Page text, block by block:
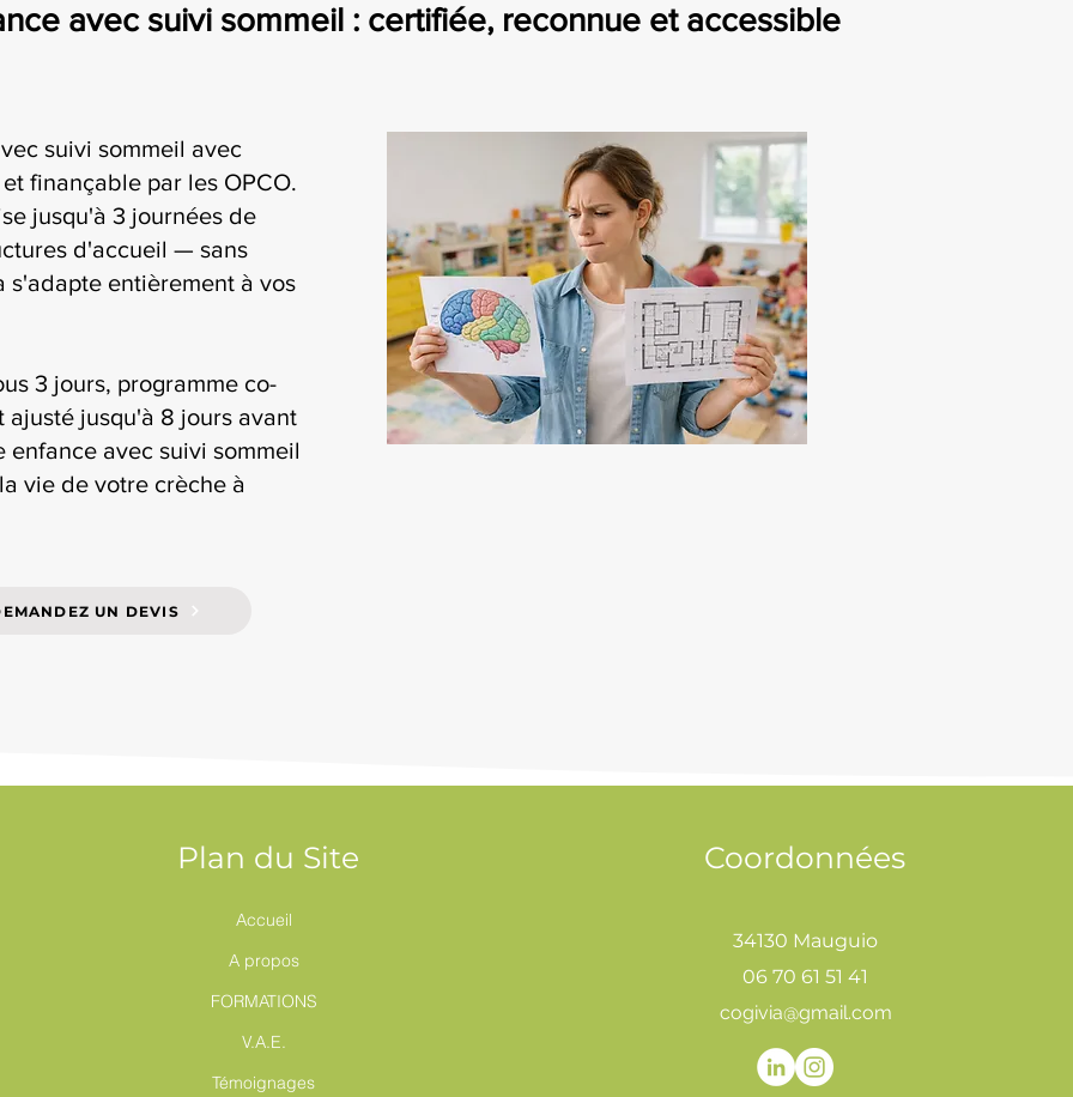
avec suivi sommeil : certifiée, reconnue et accessible
suivi sommeil avec
finançable par les OPCO.
jusqu'à 3 journées de
d'accueil — sans
entièrement à vos
3 jours, programme co-
jusqu'à 8 jours avant
avec suivi sommeil
vie de votre crèche à
UN DEVIS
Plan du Site
Accueil
A propos
FORMATIONS
V.A.E.
Témoignages
Coordonnées
34130 Mauguio
06 70 61 51 41
cogivia@gmail.com